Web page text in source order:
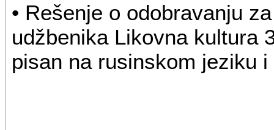
• Rešenje o odobravanju
udžbenika Likovna kultura
pisan na rusinskom jeziku i